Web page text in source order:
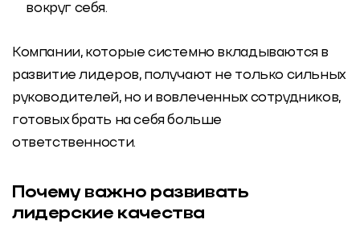
вокруг себя.
Компании, которые системно вкладываются в
развитие лидеров, получают не только сильных
руководителей, но и вовлеченных сотрудников,
готовых брать на себя больше
ответственности.
Почему важно развивать
лидерские качества